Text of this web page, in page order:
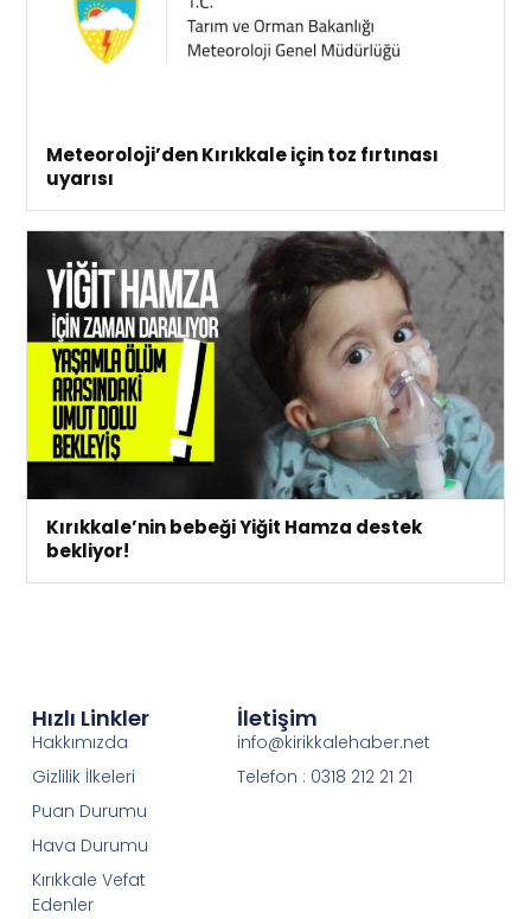
Meteoroloji’den Kırıkkale için toz fırtınası
uyarısı
Kırıkkale’nin bebeği Yiğit Hamza destek
bekliyor!
Hızlı Linkler
Hakkımızda
Gizlilik İlkeleri
Puan Durumu
Hava Durumu
Kırıkkale Vefat
Edenler
İletişim
info@kirikkalehaber.net
Telefon : 0318 212 21 21